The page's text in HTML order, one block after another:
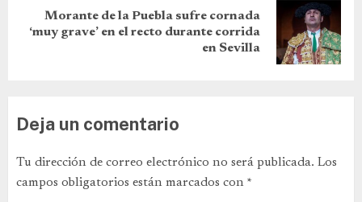
Morante de la Puebla sufre cornada
‘muy grave’ en el recto durante corrida
en Sevilla
Deja un comentario
Tu dirección de correo electrónico no será publicada. Los
campos obligatorios están marcados con *